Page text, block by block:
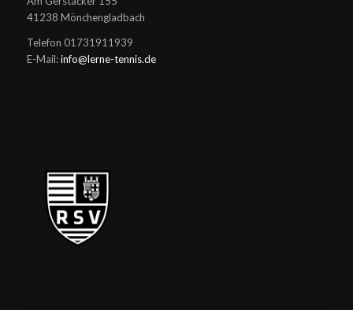
41238 Mönchengladbach
Telefon 01731911939
E-Mail:info@lerne-tennis.de